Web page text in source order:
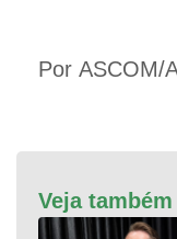
Por ASCOM/
Veja também